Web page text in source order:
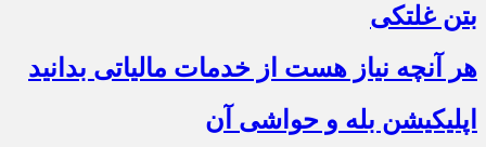
بتن غلتکی
هر آنچه نیاز هست از خدمات مالیاتی بدانید
اپلیکیشن بله و حواشی آن